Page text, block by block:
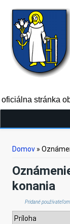
oficiálna stránka
Domov »
konania
Pridané
Príloha